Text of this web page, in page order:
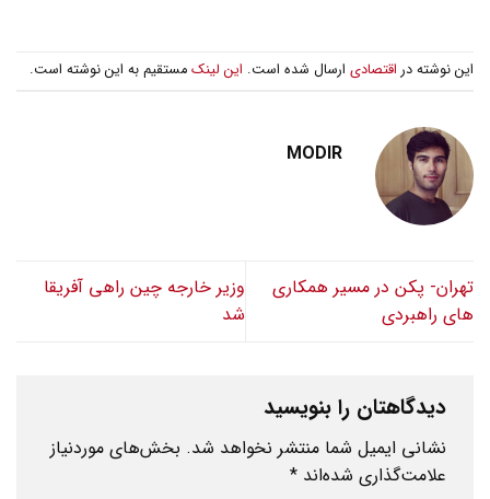
این نوشته در اقتصادی ارسال شده است. این لینک مستقیم به این نوشته است.
MODIR
تهران- پکن در مسیر همکاری‌
های راهبردی
وزیر خارجه چین راهی آفریقا
شد
دیدگاهتان را بنویسید
نشانی ایمیل شما منتشر نخواهد شد. بخش‌های موردنیاز
علامت‌گذاری شده‌اند *